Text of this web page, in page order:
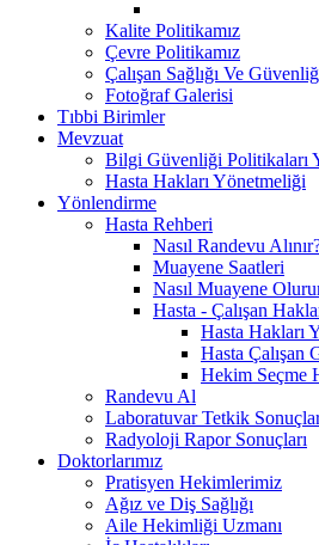
Kalite Politikamız
Çevre Politikamız
Çalışan Sağlığı Ve
Fotoğraf Galerisi
Tıbbi Birimler
Mevzuat
Bilgi Güvenliği Politikaları
Hasta Hakları Yönetmeliği
Yönlendirme
Hasta Rehberi
Nasıl Randevu
Muayene Saatleri
Nasıl Muayene
Hasta - Çalışan
Hasta Hakları
Hasta Çalışan
Hekim Seçme
Randevu Al
Laboratuvar Tetkik
Radyoloji Rapor Sonuçları
Doktorlarımız
Pratisyen Hekimlerimiz
Ağız ve Diş Sağlığı
Aile Hekimliği Uzmanı